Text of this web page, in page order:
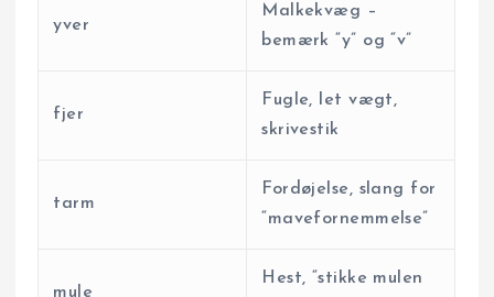
yver
Malkekvæg –
bemærk “y” og “v”
fjer
Fugle, let vægt,
skrivestik
tarm
Fordøjelse, slang for
“mavefornemmelse”
mule
Hest, “stikke mulen